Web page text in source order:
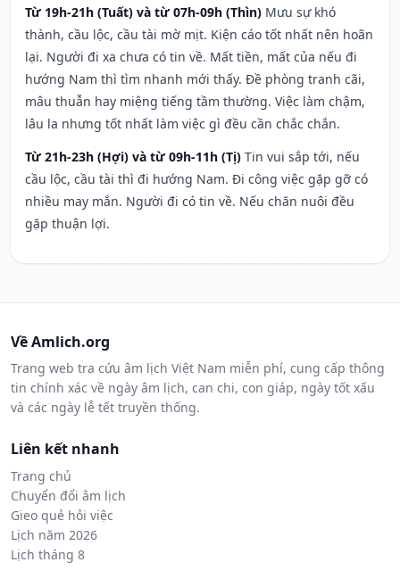
Từ 19h-21h (Tuất) và từ 07h-09h (Thìn) Mưu sự khó
thành, cầu lộc, cầu tài mờ mịt. Kiện cáo tốt nhất nên hoãn
lại. Người đi xa chưa có tin về. Mất tiền, mất của nếu đi
hướng Nam thì tìm nhanh mới thấy. Đề phòng tranh cãi,
mâu thuẫn hay miệng tiếng tầm thường. Việc làm chậm,
lâu la nhưng tốt nhất làm việc gì đều cần chắc chắn.
Từ 21h-23h (Hợi) và từ 09h-11h (Tị) Tin vui sắp tới, nếu
cầu lộc, cầu tài thì đi hướng Nam. Đi công việc gặp gỡ có
nhiều may mắn. Người đi có tin về. Nếu chăn nuôi đều
gặp thuận lợi.
Về Amlich.org
Trang web tra cứu âm lịch Việt Nam miễn phí, cung cấp thông
tin chính xác về ngày âm lịch, can chi, con giáp, ngày tốt xấu
và các ngày lễ tết truyền thống.
Liên kết nhanh
Trang chủ
Chuyển đổi âm lịch
Gieo quẻ hỏi việc
Lịch năm 2026
Lịch tháng 8